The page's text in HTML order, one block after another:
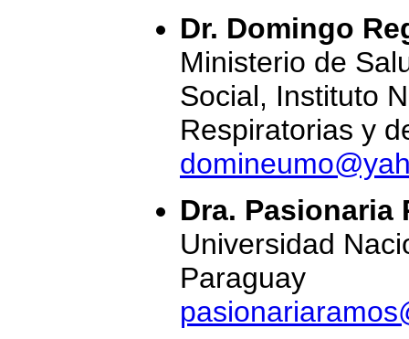
Dr. Domingo
Ministerio de
Social, Instituto
Respiratorias y
Dra. Pasionaria
Universidad
Paraguay